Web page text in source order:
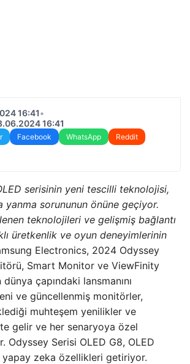
16:41•
16:41
Facebook WhatsApp
Reddit
serisinin yeni tescilli teknolojisi,
yanma sorununun önüne geçiyor.
teknolojileri ve gelişmiş bağlantı
üretkenlik ve oyun deneyimlerinin
Electronics, 2024 Odyssey
Smart Monitor ve ViewFinity
çapındaki lansmanını
ve güncellenmiş monitörler,
muhteşem yenilikler ve
gelir ve her senaryoya özel
Odyssey Serisi OLED G8, OLED
zeka özellikleri getiriyor.